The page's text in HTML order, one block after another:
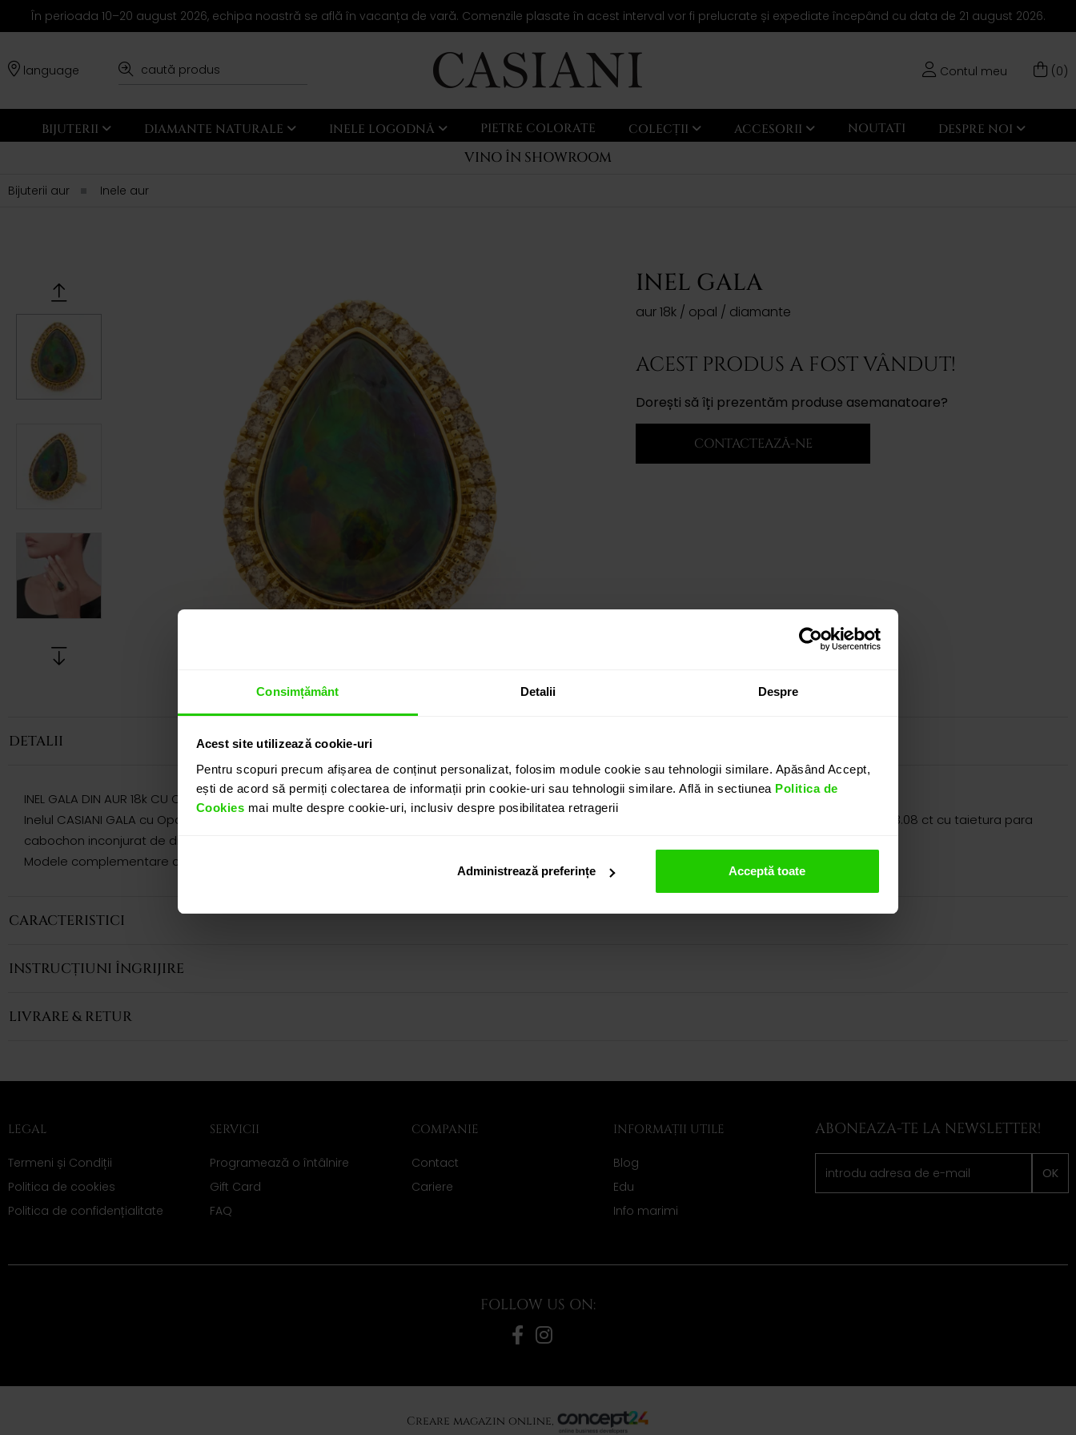
Consimțământ Detalii Despre
Acest site utilizează cookie-uri
Pentru scopuri precum afișarea de conținut personalizat, folosim module cookie sau tehnologii similare. Apăsând Accept,
ești de acord să permiți colectarea de informații prin cookie-uri sau tehnologii similare. Află in sectiunea Politica de
Cookies mai multe despre cookie-uri, inclusiv despre posibilitatea retragerii
Administrează preferințe Acceptă toate
În perioada 10–20 august 2026, echipa noastră se află în vacanța de vară. Comenzile plasate în acest interval vor fi prelucrate și expediate începând cu data de 21 august 2026.
language Contul meu (0)
BIJUTERII DIAMANTE NATURALE INELE LOGODNĂ PIETRE COLORATE COLECȚII ACCESORII NOUTATI DESPRE NOI
VINO ÎN SHOWROOM
Bijuterii aur Inele aur
INEL GALA
aur 18k / opal / diamante
ACEST PRODUS A FOST VÂNDUT!
Dorești să îți prezentăm produse asemanatoare?
CONTACTEAZĂ-NE
DETALII
INEL GALA DIN AUR 18k CU OPAL SI DIAMANTE
Inelul CASIANI GALA cu Opal si Diamante din aur galben de 18k este o bijuterie frumoasa si eleganta. Prezinta ca si piatra centrala un opal negru de 13.08 ct cu taietura para
cabochon inconjurat de diamante sampanie cu taietura rotunda cu un total de 1.12 ct..
Modele complementare acestui produs puteti regasi atat in colectia prezentata pe site cat si vizitand showroom-ul nostru.
CARACTERISTICI
INSTRUCȚIUNI ÎNGRIJIRE
LIVRARE & RETUR
LEGAL
Termeni și Condiții
Politica de cookies
Politica de confidențialitate
SERVICII
Programează o întâlnire
Gift Card
FAQ
COMPANIE
Contact
Cariere
INFORMAȚII UTILE
Blog
Edu
Info marimi
ABONEAZA-TE LA NEWSLETTER!
OK
FOLLOW US ON:
Creare magazin online,